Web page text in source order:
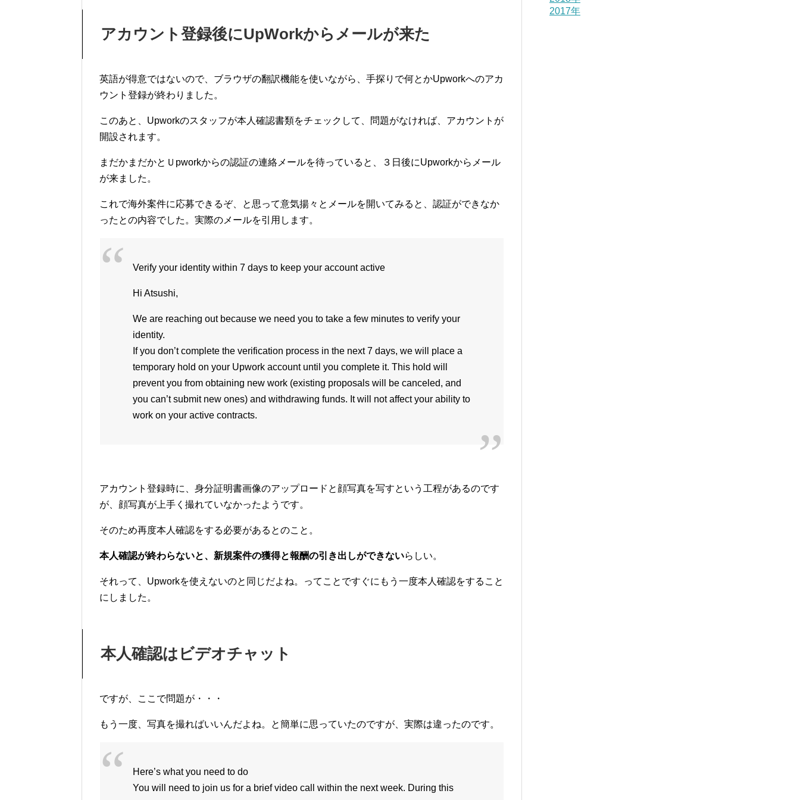
アカウント登録後にUpWorkからメールが来た
英語が得意ではないので、ブラウザの翻訳機能を使いながら、手探りで何とかUpworkへのアカ
ウント登録が終わりました。
このあと、Upworkのスタッフが本人確認書類をチェックして、問題がなければ、アカウントが
開設されます。
まだかまだかとＵpworkからの認証の連絡メールを待っていると、３日後にUpworkからメール
が来ました。
これで海外案件に応募できるぞ、と思って意気揚々とメールを開いてみると、認証ができなか
ったとの内容でした。実際のメールを引用します。
Verify your identity within 7 days to keep your account active
Hi Atsushi,
We are reaching out because we need you to take a few minutes to verify your
identity.
If you don’t complete the verification process in the next 7 days, we will place a
temporary hold on your Upwork account until you complete it. This hold will
prevent you from obtaining new work (existing proposals will be canceled, and
you can’t submit new ones) and withdrawing funds. It will not affect your ability to
work on your active contracts.
アカウント登録時に、身分証明書画像のアップロードと顔写真を写すという工程があるのです
が、顔写真が上手く撮れていなかったようです。
そのため再度本人確認をする必要があるとのこと。
本人確認が終わらないと、新規案件の獲得と報酬の引き出しができないらしい。
それって、Upworkを使えないのと同じだよね。ってことですぐにもう一度本人確認をすること
にしました。
本人確認はビデオチャット
ですが、ここで問題が・・・
もう一度、写真を撮ればいいんだよね。と簡単に思っていたのですが、実際は違ったのです。
Here’s what you need to do
You will need to join us for a brief video call within the next week. During this
2017年